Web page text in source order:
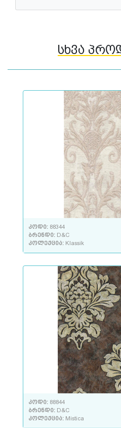
სხვა
კოდი: 88344
ბრენდი: D&C
კოლექცია: Klassik
კოდი: 88844
ბრენდი: D&C
კოლექცია: Mistica